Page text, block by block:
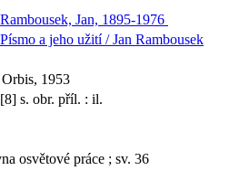
Rambousek, Jan, 1895-1976
Písmo a jeho užití / Jan Rambousek
Orbis, 1953
s. obr. příl. : il.
osvětové práce ; sv. 36